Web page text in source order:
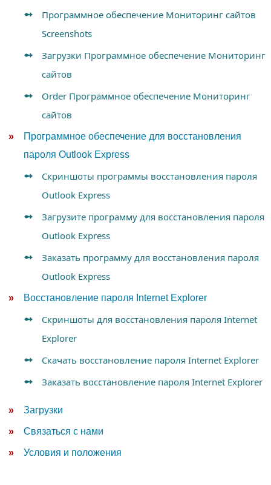
Программное обеспечение Мониторинг сайтов
Screenshots
Загрузки Программное обеспечение Мониторинг
сайтов
Order Программное обеспечение Мониторинг
сайтов
Программное обеспечение для восстановления
пароля Outlook Express
Скриншоты программы восстановления пароля
Outlook Express
Загрузите программу для восстановления пароля
Outlook Express
Заказать программу для восстановления пароля
Outlook Express
Восстановление пароля Internet Explorer
Скриншоты для восстановления пароля Internet
Explorer
Скачать восстановление пароля Internet Explorer
Заказать восстановление пароля Internet Explorer
Загрузки
Связаться с нами
Условия и положения